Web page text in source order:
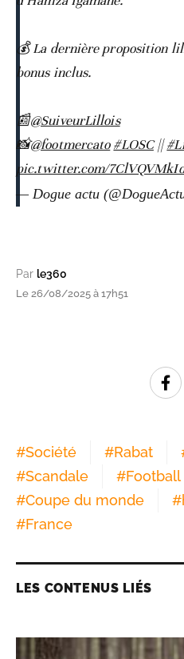
💰 La dernière proposition
bonus inclus.
📰@SuiveurLillois
📸@footmercato #LOSC||
pic.twitter.com/
— Dogue actu
Par le360
Le 26/08/2025 à 17h51
#Société #Rabat
#Scandale #Football
#Coupe du monde #
#France
LES CONTENUS LIÉS